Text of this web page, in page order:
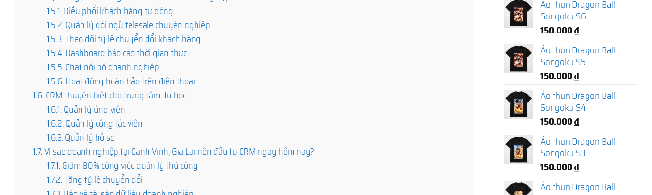
1.5.1.Điều phối khách hàng tự động
1.5.2.Quản lý đội ngũ telesale chuyên nghiệp
1.5.3.Theo dõi tỷ lệ chuyển đổi khách hàng
1.5.4.Dashboard báo cáo thời gian thực
1.5.5.Chat nội bộ doanh nghiệp
1.5.6.Hoạt động hoàn hảo trên điện thoại
1.6.CRM chuyên biệt cho trung tâm du học
1.6.1.Quản lý ứng viên
1.6.2.Quản lý cộng tác viên
1.6.3.Quản lý hồ sơ
1.7.Vì sao doanh nghiệp tại Canh Vinh, Gia Lai nên đầu tư CRM ngay hôm nay?
1.7.1.Giảm 80% công việc quản lý thủ công
1.7.2.Tăng tỷ lệ chuyển đổi
Áo thun Dragon Ball
Songoku S6
150.000₫
Áo thun Dragon Ball
Songoku S5
150.000₫
Áo thun Dragon Ball
Songoku S4
150.000₫
Áo thun Dragon Ball
Songoku S3
150.000₫
Áo thun Dragon Ball